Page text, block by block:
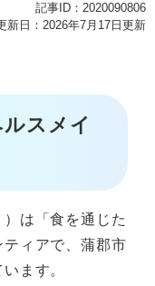
記事ID：2020090806
新日：2026年7月17日更新
スメイ
は「食を通じた
ィアで、蒲郡市
ます。